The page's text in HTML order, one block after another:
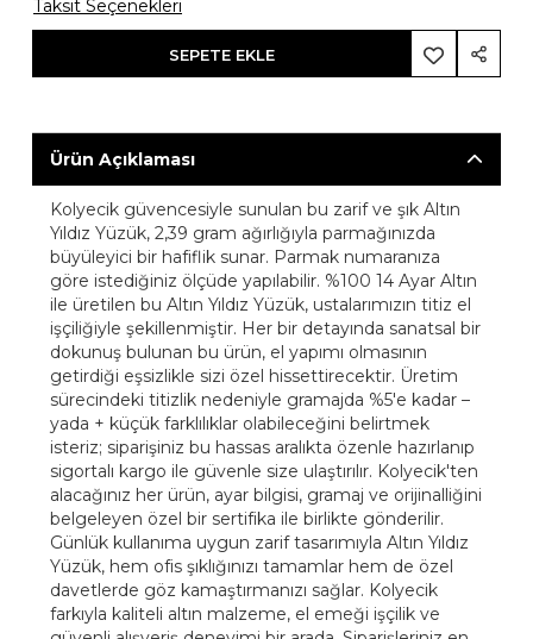
Taksit Seçenekleri
SEPETE EKLE
Ürün Açıklaması
Kolyecik güvencesiyle sunulan bu zarif ve şık Altın
Yıldız Yüzük, 2,39 gram ağırlığıyla parmağınızda
büyüleyici bir hafiflik sunar. Parmak numaranıza
göre istediğiniz ölçüde yapılabilir. %100 14 Ayar Altın
ile üretilen bu Altın Yıldız Yüzük, ustalarımızın titiz el
işçiliğiyle şekillenmiştir. Her bir detayında sanatsal bir
dokunuş bulunan bu ürün, el yapımı olmasının
getirdiği eşsizlikle sizi özel hissettirecektir. Üretim
sürecindeki titizlik nedeniyle gramajda %5'e kadar –
yada + küçük farklılıklar olabileceğini belirtmek
isteriz; siparişiniz bu hassas aralıkta özenle hazırlanıp
sigortalı kargo ile güvenle size ulaştırılır. Kolyecik'ten
alacağınız her ürün, ayar bilgisi, gramaj ve orijinalliğini
belgeleyen özel bir sertifika ile birlikte gönderilir.
Günlük kullanıma uygun zarif tasarımıyla Altın Yıldız
Yüzük, hem ofis şıklığınızı tamamlar hem de özel
davetlerde göz kamaştırmanızı sağlar. Kolyecik
farkıyla kaliteli altın malzeme, el emeği işçilik ve